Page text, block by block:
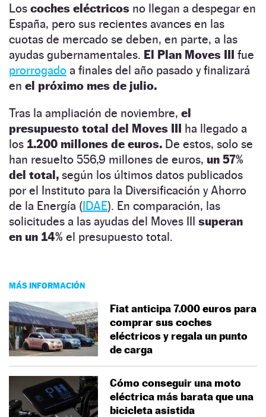
Los coches eléctricos no llegan a despegar en
España, pero sus recientes avances en las
cuotas de mercado se deben, en parte, a las
ayudas gubernamentales. El Plan Moves III fue
prorrogado a finales del año pasado y finalizará
en el próximo mes de julio.
Tras la ampliación de noviembre, el
presupuesto total del Moves III ha llegado a
los 1.200 millones de euros. De estos, solo se
han resuelto 556,9 millones de euros, un 57%
del total, según los últimos datos publicados
por el Instituto para la Diversificación y Ahorro
de la Energía (IDAE). En comparación, las
solicitudes a las ayudas del Moves III superan
en un 14% el presupuesto total.
MÁS INFORMACIÓN
Fiat anticipa 7.000 euros para
comprar sus coches
eléctricos y regala un punto
de carga
Cómo conseguir una moto
eléctrica más barata que una
bicicleta asistida